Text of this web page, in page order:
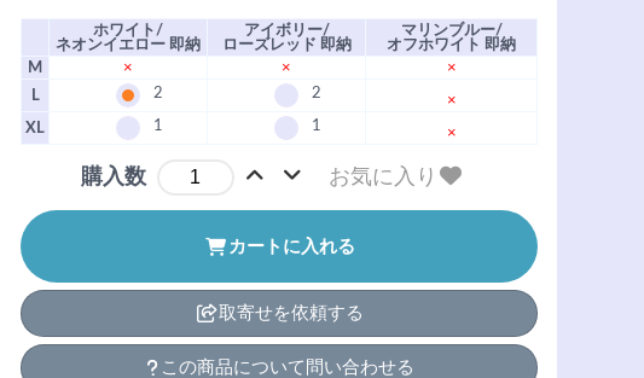
ホワイト/
ネオンイエロー 即納
アイボリー/
ローズレッド 即納
マリンブルー/
オフホワイト 即納
M
× ×
×
L
2 2
×
XL
1 1 ×
購入数 お気に入り
カートに入れる
取寄せを依頼する
この商品について問い合わせる